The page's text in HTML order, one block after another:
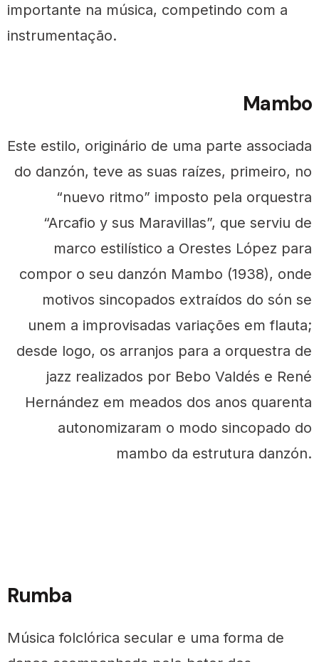
importante na música, competindo com a
instrumentação.
Mambo
Este estilo, originário de uma parte associada
do danzón, teve as suas raízes, primeiro, no
“nuevo ritmo” imposto pela orquestra
“Arcafio y sus Maravillas”, que serviu de
marco estilístico a Orestes López para
compor o seu danzón Mambo (1938), onde
motivos sincopados extraídos do són se
unem a improvisadas variações em flauta;
desde logo, os arranjos para a orquestra de
jazz realizados por Bebo Valdés e René
Hernández em meados dos anos quarenta
autonomizaram o modo sincopado do
mambo da estrutura danzón.
Rumba
Música folclórica secular e uma forma de